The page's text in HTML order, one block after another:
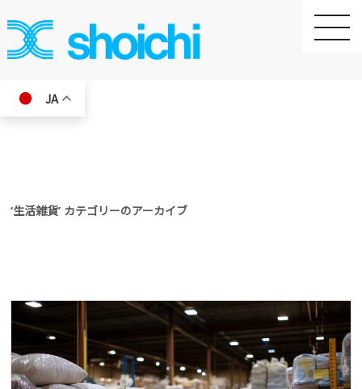
toggle
JA
‘生活雑貨’ カテゴリーのアーカイブ